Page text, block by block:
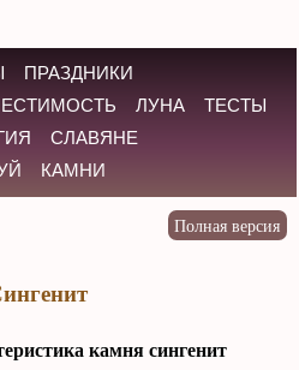
ПРАЗДНИКИ
ЛУНА
ТЕСТЫ
СЛАВЯНЕ
КАМНИ
камня сингенит